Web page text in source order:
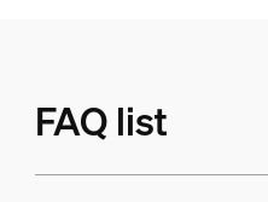
FAQ list